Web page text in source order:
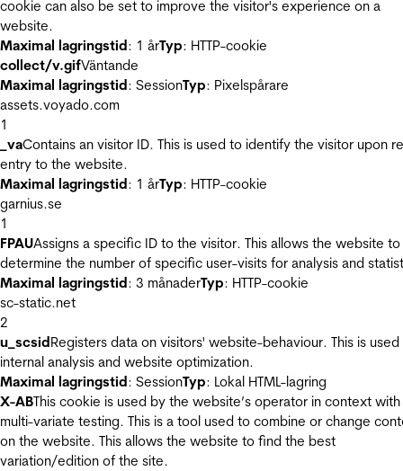
cookie can also be set to improve the visitor's experience on a
website.
Maximal lagringstid: 1 årTyp: HTTP-cookie
collect/v.gifVäntande
Maximal lagringstid: SessionTyp: Pixelspårare
assets.voyado.com
1
_vaContains an visitor ID. This is used to identify the visitor upon
entry to the website.
Maximal lagringstid: 1 årTyp: HTTP-cookie
garnius.se
1
FPAUAssigns a specific ID to the visitor. This allows the website to
determine the number of specific user-visits for analysis and
Maximal lagringstid: 3 månaderTyp: HTTP-cookie
sc-static.net
2
u_scsidRegisters data on visitors' website-behaviour. This is
internal analysis and website optimization.
Maximal lagringstid: SessionTyp: Lokal HTML-lagring
X-ABThis cookie is used by the website’s operator in context with
multi-variate testing. This is a tool used to combine or change
on the website. This allows the website to find the best
variation/edition of the site.